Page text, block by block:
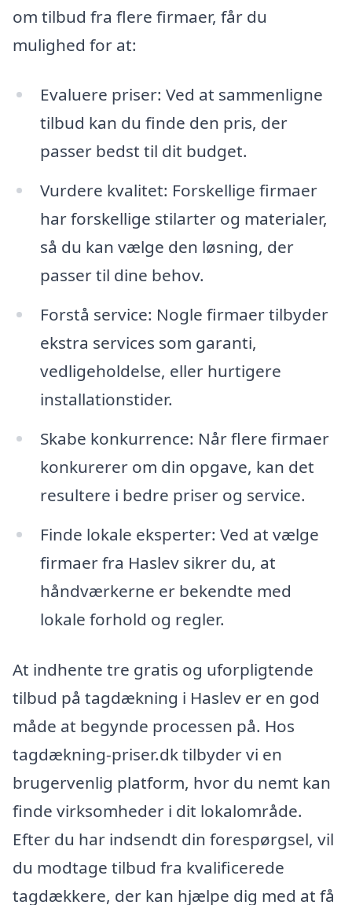
om tilbud fra flere firmaer, får du
mulighed for at:
Evaluere priser: Ved at sammenligne
tilbud kan du finde den pris, der
passer bedst til dit budget.
Vurdere kvalitet: Forskellige firmaer
har forskellige stilarter og materialer,
så du kan vælge den løsning, der
passer til dine behov.
Forstå service: Nogle firmaer tilbyder
ekstra services som garanti,
vedligeholdelse, eller hurtigere
installationstider.
Skabe konkurrence: Når flere firmaer
konkurerer om din opgave, kan det
resultere i bedre priser og service.
Finde lokale eksperter: Ved at vælge
firmaer fra Haslev sikrer du, at
håndværkerne er bekendte med
lokale forhold og regler.
At indhente tre gratis og uforpligtende
tilbud på tagdækning i Haslev er en god
måde at begynde processen på. Hos
tagdækning-priser.dk tilbyder vi en
brugervenlig platform, hvor du nemt kan
finde virksomheder i dit lokalområde.
Efter du har indsendt din forespørgsel, vil
du modtage tilbud fra kvalificerede
tagdækkere, der kan hjælpe dig med at få